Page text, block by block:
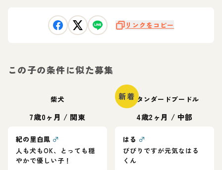
リンクをコピー
この子の条件に似た募集
柴犬
7歳0ヶ月 / 関東
紀の里白鳳 ♂
人も犬もOK、とっても穏
やかで優しい子！
新着スタンダードプードル
4歳2ヶ月 / 中部
はる ♂
びびりですが元気なはる
くん